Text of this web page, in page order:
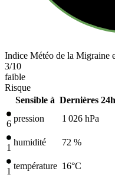
Indice Météo de la Migraine
3/10
faible
Risque
Sensible à Dernières 24h
6
pression 1 026 hPa
1
humidité 72 %
1
température 16°C